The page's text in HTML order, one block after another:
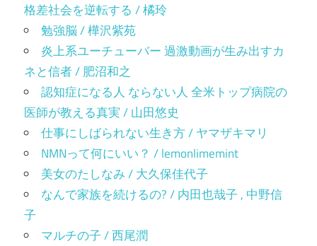
格差社会を逆転する / 橘玲
勉強脳 / 樺沢紫苑
炎上系ユーチューバー 過激動画が生み出すカ
ネと信者 / 肥沼和之
認知症になる人 ならない人 全米トップ病院の
医師が教える真実 / 山田悠史
仕事にしばられない生き方 / ヤマザキマリ
NMNって何にいい？ / lemonlimemint
美女のたしなみ / 大久保佳代子
なんで家族を続けるの? / 内田也哉子 , 中野信
子
マルチの子 / 西尾潤